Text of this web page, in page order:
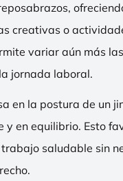
creativas o
variar aún más
jornada laboral.
en la postura de un
y en equilibrio. Esto
saludable sin